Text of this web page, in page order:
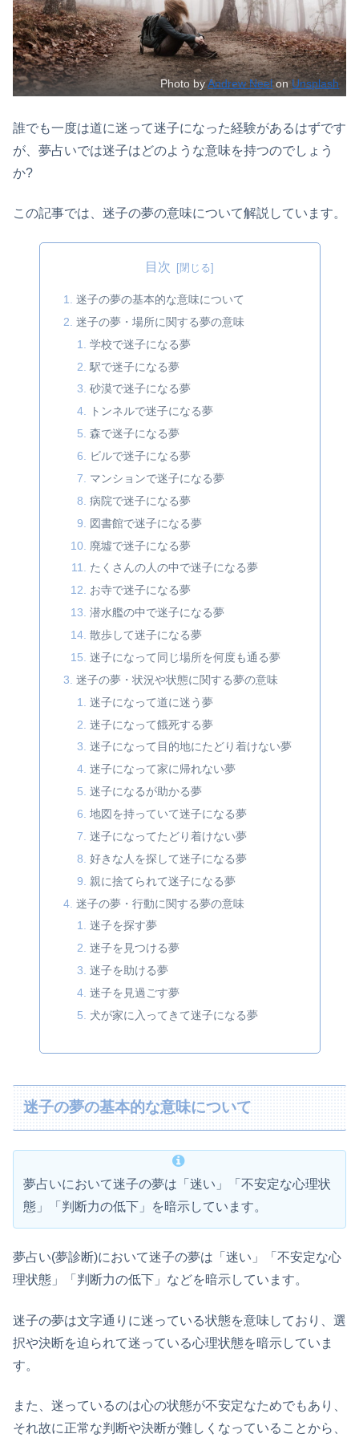
Photo byAndrew NeelonUnsplash
誰でも一度は道に迷って迷子になった経験があるはずです
が、夢占いでは迷子はどのような意味を持つのでしょう
か?
この記事では、迷子の夢の意味について解説しています。
目次
迷子の夢の基本的な意味について
迷子の夢・場所に関する夢の意味
学校で迷子になる夢
駅で迷子になる夢
砂漠で迷子になる夢
トンネルで迷子になる夢
森で迷子になる夢
ビルで迷子になる夢
マンションで迷子になる夢
病院で迷子になる夢
図書館で迷子になる夢
廃墟で迷子になる夢
たくさんの人の中で迷子になる夢
お寺で迷子になる夢
潜水艦の中で迷子になる夢
散歩して迷子になる夢
迷子になって同じ場所を何度も通る夢
迷子の夢・状況や状態に関する夢の意味
迷子になって道に迷う夢
迷子になって餓死する夢
迷子になって目的地にたどり着けない夢
迷子になって家に帰れない夢
迷子になるが助かる夢
地図を持っていて迷子になる夢
迷子になってたどり着けない夢
好きな人を探して迷子になる夢
親に捨てられて迷子になる夢
迷子の夢・行動に関する夢の意味
迷子を探す夢
迷子を見つける夢
迷子を助ける夢
迷子を見過ごす夢
犬が家に入ってきて迷子になる夢
迷子の夢の基本的な意味について
夢占いにおいて迷子の夢は「迷い」「不安定な心理状
態」「判断力の低下」を暗示しています。
夢占い(夢診断)において迷子の夢は「迷い」「不安定な心
理状態」「判断力の低下」などを暗示しています。
迷子の夢は文字通りに迷っている状態を意味しており、選
択や決断を迫られて迷っている心理状態を暗示していま
す。
また、迷っているのは心の状態が不安定なためでもあり、
それ故に正常な判断や決断が難しくなっていることから、